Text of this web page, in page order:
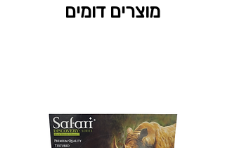
מוצרים דומים